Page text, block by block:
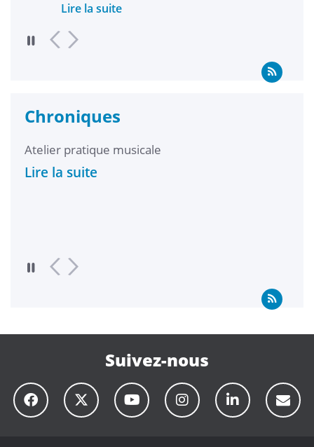
Lire la suite
Chroniques
Atelier pratique musicale
Lire la suite
Suivez-nous